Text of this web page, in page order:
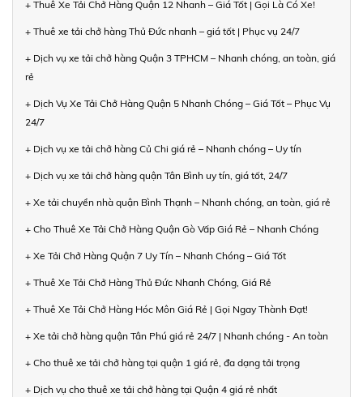
+ Thuê Xe Tải Chở Hàng Quận 12 Nhanh – Giá Tốt | Gọi Là Có Xe!
+ Thuê xe tải chở hàng Thủ Đức nhanh – giá tốt | Phục vụ 24/7
+ Dịch vụ xe tải chở hàng Quận 3 TPHCM – Nhanh chóng, an toàn, giá
rẻ
+ Dịch Vụ Xe Tải Chở Hàng Quận 5 Nhanh Chóng – Giá Tốt – Phục Vụ
24/7
+ Dịch vụ xe tải chở hàng Củ Chi giá rẻ – Nhanh chóng – Uy tín
+ Dịch vụ xe tải chở hàng quận Tân Bình uy tín, giá tốt, 24/7
+ Xe tải chuyển nhà quận Bình Thạnh – Nhanh chóng, an toàn, giá rẻ
+ Cho Thuê Xe Tải Chở Hàng Quận Gò Vấp Giá Rẻ – Nhanh Chóng
+ Xe Tải Chở Hàng Quận 7 Uy Tín – Nhanh Chóng – Giá Tốt
+ Thuê Xe Tải Chở Hàng Thủ Đức Nhanh Chóng, Giá Rẻ
+ Thuê Xe Tải Chở Hàng Hóc Môn Giá Rẻ | Gọi Ngay Thành Đạt!
+ Xe tải chở hàng quận Tân Phú giá rẻ 24/7 | Nhanh chóng - An toàn
+ Cho thuê xe tải chở hàng tại quận 1 giá rẻ, đa dạng tải trọng
+ Dịch vụ cho thuê xe tải chở hàng tại Quận 4 giá rẻ nhất